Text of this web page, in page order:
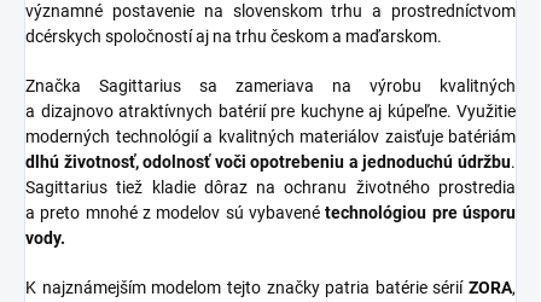
významné postavenie na slovenskom trhu a prostredníctvom
dcérskych spoločností aj na trhu českom a maďarskom.
Značka Sagittarius sa zameriava na výrobu kvalitných
a dizajnovo atraktívnych batérií pre kuchyne aj kúpeľne. Využitie
moderných technológií a kvalitných materiálov zaisťuje batériám
dlhú životnosť, odolnosť voči opotrebeniu a jednoduchú údržbu.
Sagittarius tiež kladie dôraz na ochranu životného prostredia
a preto mnohé z modelov sú vybavenétechnológiou pre úsporu
vody.
K najznámejším modelom tejto značky patria batérie sérií ZORA,